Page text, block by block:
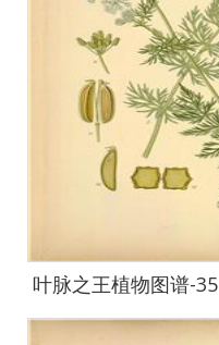
叶脉之王植物图谱-35